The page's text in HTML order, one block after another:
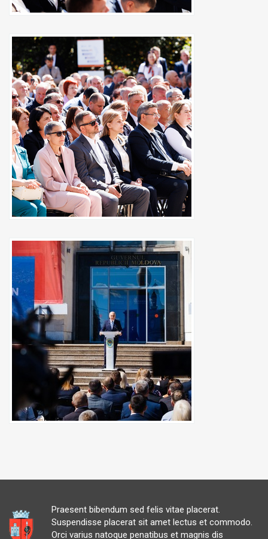
Praesent bibendum sed felis vitae placerat.
Suspendisse placerat sit amet lectus et commodo.
Orci varius natoque penatibus et magnis dis